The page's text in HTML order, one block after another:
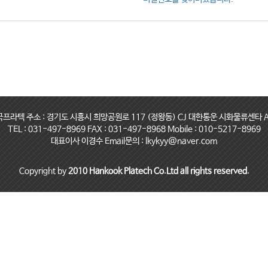
라텍 주소 : 경기도 시흥시 희망공원로 117 (정왕동) CJ 대한통운 시화물류센타
TEL : 031-497-8969 FAX : 031-497-8968 Mobile : 010-5217-8969
대표이사 이경수 Email문의 : lkykyy@naver.com
Copyright by2010 Hankook Platech Co.Ltd all rights reserved.